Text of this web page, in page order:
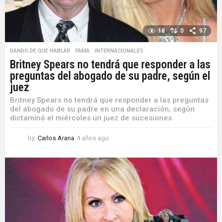
18 0 97
DANDO DE QUE HABLAR ,FAMA INTERNACIONALES
Britney Spears no tendrá que responder a las
preguntas del abogado de su padre, según el
juez
Britney Spears no tendrá que responder a las preguntas
del abogado de su padre en una declaración, según
dictaminó el miércoles un juez de sucesiones.
by Carlos Arana 4 años ago
ñ
o
s
a
g
o